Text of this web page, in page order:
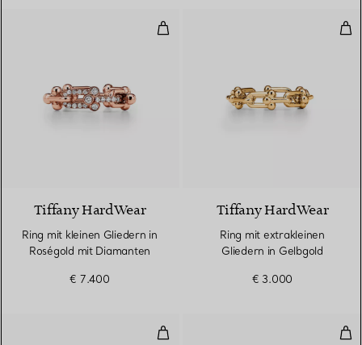
Ring mit kleinen Gliedern in
Tiffany HardWear
Ring mit kleinen Gliedern in
Roségold mit Diamanten
€ 7.400
Tiffany HardWear
Ring mit extrakleinen
Gliedern in Gelbgold
€ 3.000
Wave einreihiger Diamantring